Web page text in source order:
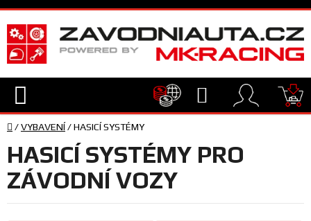
Přejít
na
obsah
Hledat
TECHNIKA
VYBAVENÍ
Domů
/VYBAVENÍ/HASICÍ SYSTÉMY
HASICÍ SYSTÉMY PRO
ZÁVODNÍ VOZY